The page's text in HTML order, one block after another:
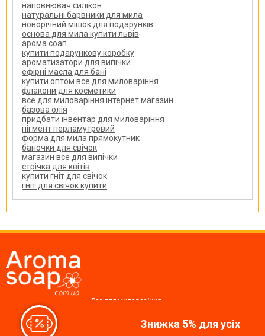
Знижка 5% для усіх
наповнювач силікон
натуральні барвники для мила
новорічний мішок для подарунків
основа для мила купити львів
арома соап
купити подарункову коробку
ароматизатори для випічки
ефірні масла для бані
купити оптом все для миловаріння
флакони для косметики
все для миловаріння інтернет магазин
базова олія
придбати інвентар для миловаріння
пігмент перламутровий
форма для мила прямокутник
баночки для свічок
магазин все для випічки
стрічка для квітів
купити гніт для свічок
гніт для свічок купити
Все для миловаріння,
Ми у соцмережах: